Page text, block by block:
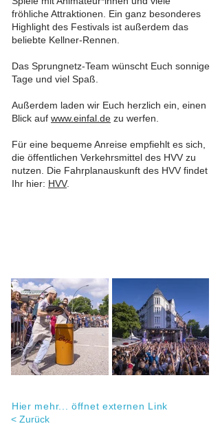
fröhliche Attraktionen. Ein ganz besonderes
Highlight des Festivals ist außerdem das
beliebte Kellner-Rennen.
Das Sprungnetz-Team wünscht Euch sonnige
Tage und viel Spaß.
Außerdem laden wir Euch herzlich ein, einen
Blick auf www.einfal.de zu werfen.
Für eine bequeme Anreise empfiehlt es sich,
die öffentlichen Verkehrsmittel des HVV zu
nutzen. Die Fahrplanauskunft des HVV findet
Ihr hier: HVV.
Hier mehr... öffnet externen Link
< Zurück